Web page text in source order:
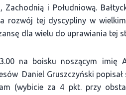
Zachodnią i Południową.
rozwój tej dyscypliny w
dla wielu do uprawiania tej
na boisku noszącym imię
Daniel Gruszczyński
(wybicie za 4 pkt. przy